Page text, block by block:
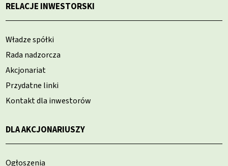
RELACJE INWESTORSKI
Władze spółki
Rada nadzorcza
Akcjonariat
Przydatne linki
Kontakt dla inwestorów
DLA AKCJONARIUSZY
Ogłoszenia